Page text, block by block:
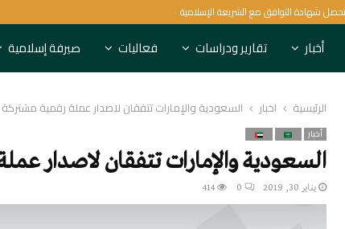
أخبار تقارير ودراسات فعاليات صيرفة إسلامية
الرئيسية أخبار السعودية والإمارات تتفقان لاصدار عملة رقمية مشتركة
أخبار
السعودية والإمارات تتفقان لاصدار
يناير 30, 2019 0
414